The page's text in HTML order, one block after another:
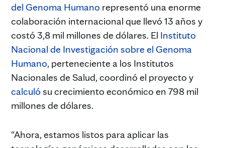
del Genoma Humano representó una enorme
colaboración internacional que llevó 13 años y
costó 3,8 mil millones de dólares. El Instituto
Nacional de Investigación sobre el Genoma
Humano, perteneciente a los Institutos
Nacionales de Salud, coordinó el proyecto y
calculó su crecimiento económico en 798 mil
millones de dólares.
“Ahora, estamos listos para aplicar las